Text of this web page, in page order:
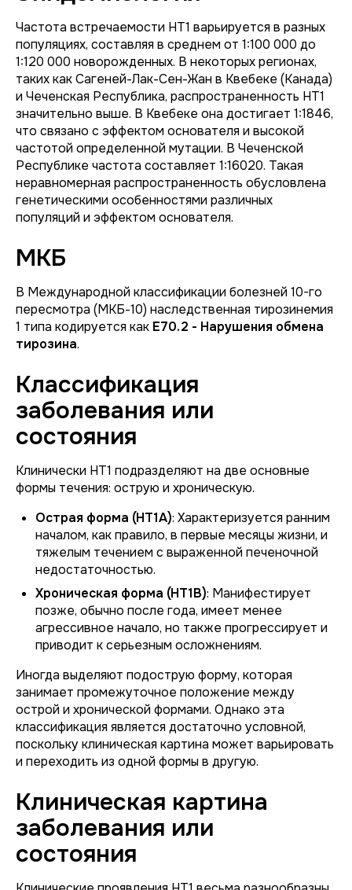
Частота встречаемости НТ1 варьируется в разных
популяциях, составляя в среднем от 1:100 000 до
1:120 000 новорожденных. В некоторых регионах,
таких как Сагеней-Лак-Сен-Жан в Квебеке (Канада)
и Чеченская Республика, распространенность НТ1
значительно выше. В Квебеке она достигает 1:1846,
что связано с эффектом основателя и высокой
частотой определенной мутации. В Чеченской
Республике частота составляет 1:16020. Такая
неравномерная распространенность обусловлена
генетическими особенностями различных
популяций и эффектом основателя.
МКБ
В Международной классификации болезней 10-го
пересмотра (МКБ-10) наследственная тирозинемия
1 типа кодируется как E70.2 - Нарушения обмена
тирозина.
Классификация
заболевания или
состояния
Клинически НТ1 подразделяют на две основные
формы течения: острую и хроническую.
Острая форма (НТ1А): Характеризуется ранним
началом, как правило, в первые месяцы жизни, и
тяжелым течением с выраженной печеночной
недостаточностью.
Хроническая форма (НТ1В): Манифестирует
позже, обычно после года, имеет менее
агрессивное начало, но также прогрессирует и
приводит к серьезным осложнениям.
Иногда выделяют подострую форму, которая
занимает промежуточное положение между
острой и хронической формами. Однако эта
классификация является достаточно условной,
поскольку клиническая картина может варьировать
и переходить из одной формы в другую.
Клиническая картина
заболевания или
состояния